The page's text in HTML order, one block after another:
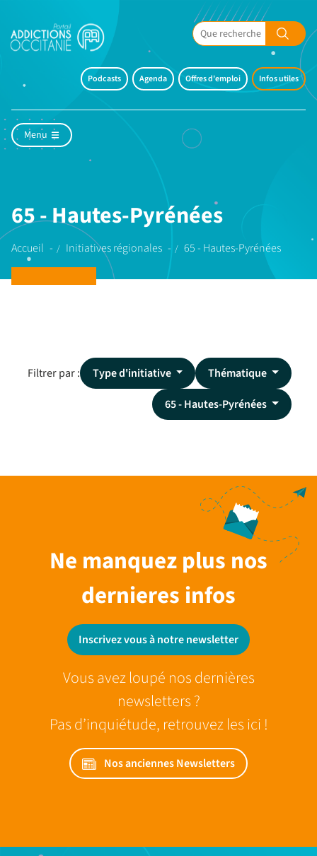
Podcasts Agenda Offres d'emploi Infos utiles
Menu
65 - Hautes-Pyrénées
Accueil Initiatives régionales 65 - Hautes-Pyrénées
Filtrer par : Type d'initiative
Thématique
65 - Hautes-Pyrénées
Ne manquez plus nos
dernieres infos
Inscrivez vous à notre newsletter
Vous avez loupé nos dernières
newsletters ?
Pas d’inquiétude, retrouvez les ici !
Nos anciennes Newsletters